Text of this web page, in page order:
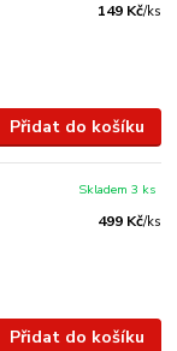
149 Kč/ks
Přidat do košíku
499 Kč/ks
Skladem 3 ks
Přidat do košíku